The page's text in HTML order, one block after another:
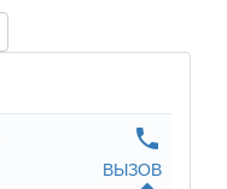
phone
ВЫЗОВ